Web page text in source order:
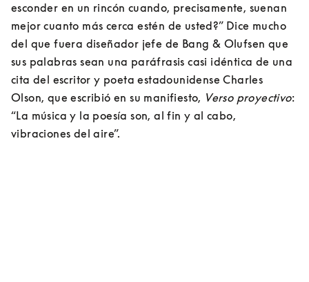
esconder en un rincón cuando, precisamente, suenan
mejor cuanto más cerca estén de usted?” Dice mucho
del que fuera diseñador jefe de Bang & Olufsen que
sus palabras sean una paráfrasis casi idéntica de una
cita del escritor y poeta estadounidense Charles
Olson, que escribió en su manifiesto, Verso proyectivo:
“La música y la poesía son, al fin y al cabo,
vibraciones del aire”.